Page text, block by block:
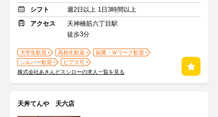
シフト
週2日以上 1日3時間以上
アクセス
天神橋筋六丁目駅
徒歩3分
大学生歓迎 高校生歓迎
副業・Ｗワーク歓迎
シルバー歓迎
ピアス可
株式会社あきんどスシローの求人一覧を見る
天丼てんや 天六店